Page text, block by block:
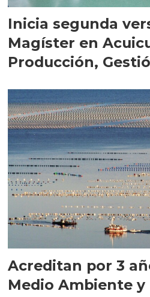
Inicia segunda
Magíster en
Producción,
Acreditan por 3
Medio Ambiente